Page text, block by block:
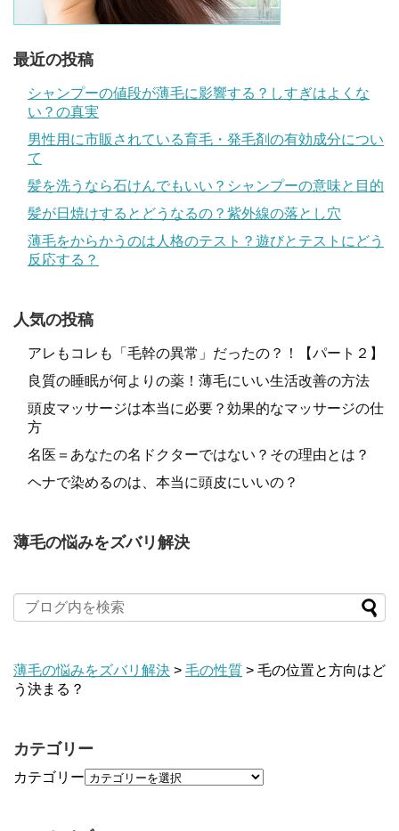
最近の投稿
シャンプーの値段が薄毛に影響する？しすぎはよくな
い？の真実
男性用に市販されている育毛・発毛剤の有効成分につい
て
髪を洗うなら石けんでもいい？シャンプーの意味と目的
髪が日焼けするとどうなるの？紫外線の落とし穴
薄毛をからかうのは人格のテスト？遊びとテストにどう
反応する？
人気の投稿
アレもコレも「毛幹の異常」だったの？！【パート２】
良質の睡眠が何よりの薬！薄毛にいい生活改善の方法
頭皮マッサージは本当に必要？効果的なマッサージの仕
方
名医＝あなたの名ドクターではない？その理由とは？
ヘナで染めるのは、本当に頭皮にいいの？
薄毛の悩みをズバリ解決
薄毛の悩みをズバリ解決 > 毛の性質 > 毛の位置と方向はど
う決まる？
カテゴリー
カテゴリー